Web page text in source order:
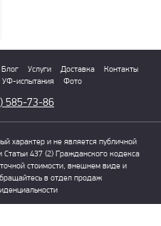
Блог Услуги Доставка
Контакты
УФ-испытания Фото
585-73-86
характер и не является публичной
437 (2) Гражданского кодекса
стоимости, внешнем виде и
в отдел продаж